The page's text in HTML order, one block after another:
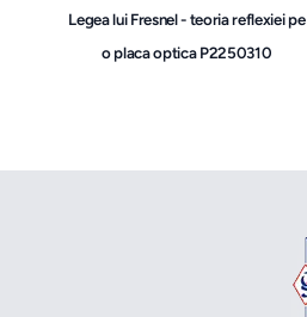
Legea lui Fresnel - teoria reflexiei pe
o placa optica P2250310